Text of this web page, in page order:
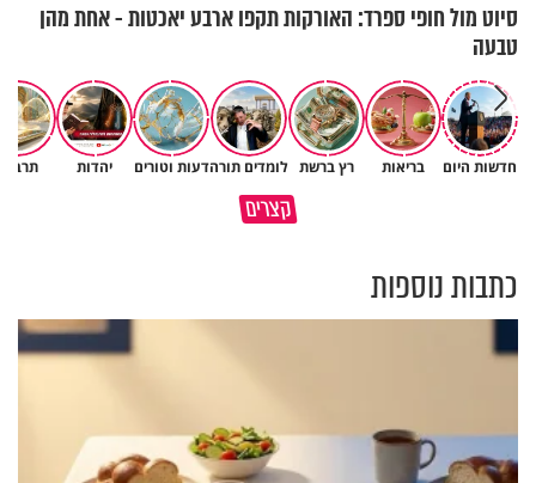
סיוט מול חופי ספרד: האורקות תקפו ארבע יאכטות - אחת מהן
טבעה
חדשות היום בריאות רץ ברשת לומדים תורהדעות וטורים יהדות
קצרים
כל מה שנשבר יכול להיבנות מחדש
גם השולחן שבת שאתם מסדרים
כתבות נוספות